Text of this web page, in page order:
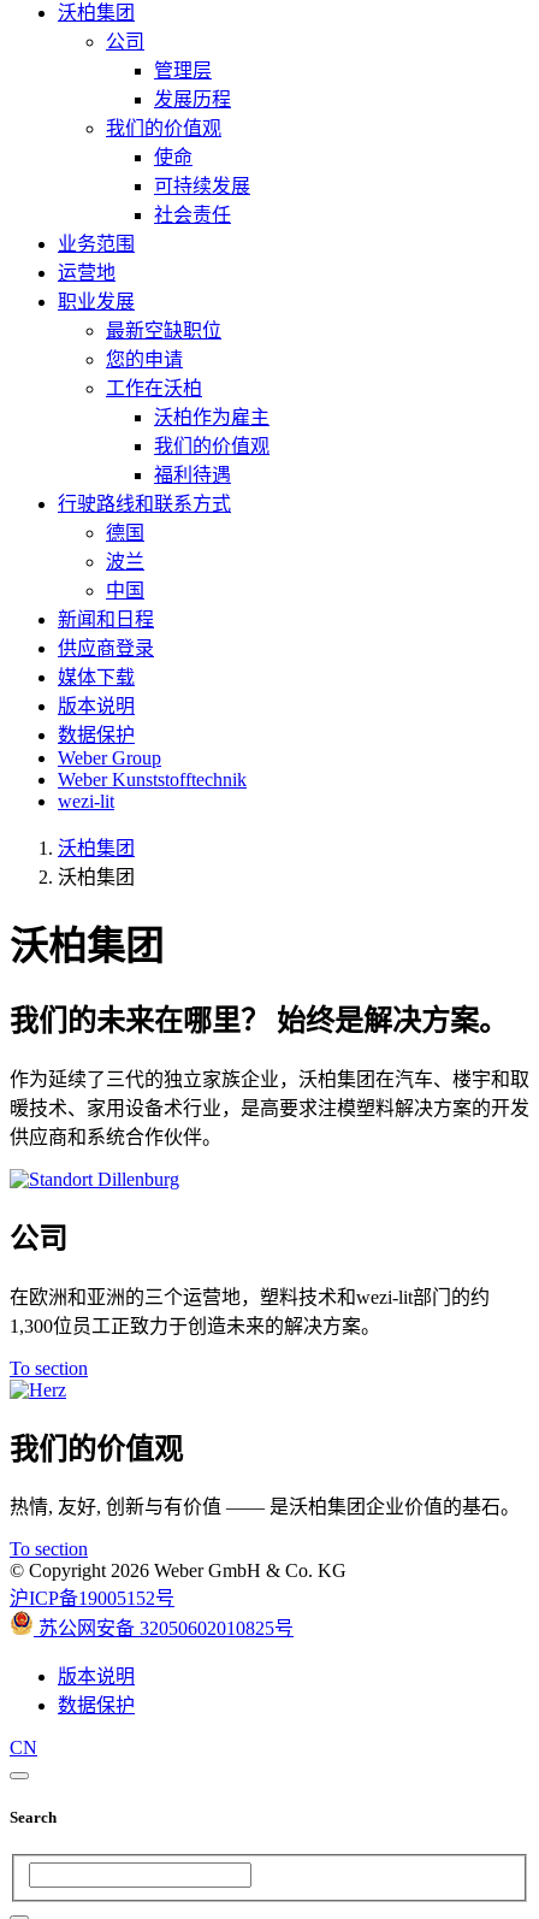
沃柏集团
公司
管理层
发展历程
我们的价值观
使命
可持续发展
社会责任
业务范围
运营地
职业发展
最新空缺职位
您的申请
工作在沃柏
沃柏作为雇主
我们的价值观
福利待遇
行驶路线和联系方式
德国
波兰
中国
新闻和日程
供应商登录
媒体下载
版本说明
数据保护
Weber Group
Weber Kunststofftechnik
wezi-lit
沃柏集团
沃柏集团
沃柏集团
我们的未来在哪里？ 始终是解决方案。
作为延续了三代的独立家族企业，沃柏集团在汽车、楼宇和取
暖技术、家用设备术行业，是高要求注模塑料解决方案的开发
供应商和系统合作伙伴。
公司
在欧洲和亚洲的三个运营地，塑料技术和wezi-lit部门的约
1,300位员工正致力于创造未来的解决方案。
To section
我们的价值观
热情, 友好, 创新与有价值 —— 是沃柏集团企业价值的基石。
To section
© Copyright 2026 Weber GmbH & Co. KG
沪ICP备19005152号
苏公网安备 32050602010825号
版本说明
数据保护
CN
Search